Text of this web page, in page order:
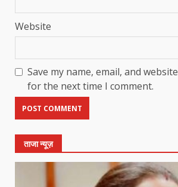
Website
Save my name, email, and
for the next time I comment.
ताजा न्यूज़